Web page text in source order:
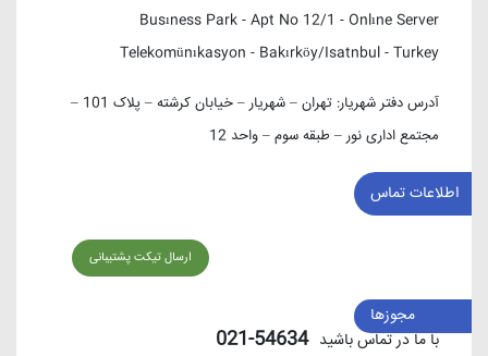
Busıness Park - Apt No 12/1 - Onlıne Server
Telekomünıkasyon - Bakırköy/Isatnbul - Turkey
آدرس دفتر شهریار:
تهران – شهریار – خیابان کرشته – پلاک 101 –
مجتمع اداری نور – طبقه سوم – واحد 12
اطلاعات تماس
ارسال تیکت پشتیبانی
با ما در تماس باشید 54634-021
مجوزها